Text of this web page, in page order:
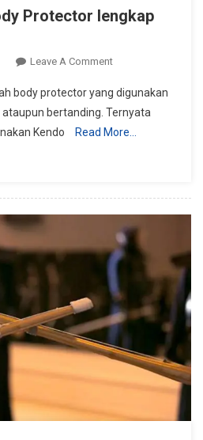
Protector lengkap
Leave A CommentOn
Bogu
–
Body
body protector yang digunakan
bertanding. Ternyata
Kendo
Read More…